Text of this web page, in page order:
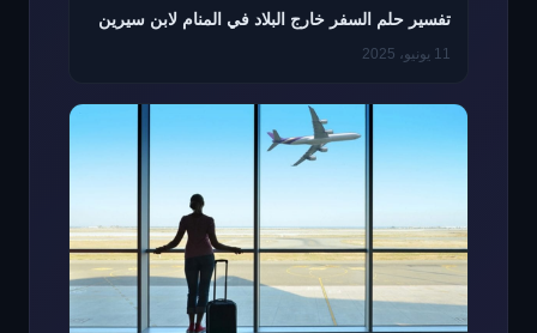
تفسير حلم السفر خارج البلاد في المنام لابن سيرين
11 يونيو، 2025